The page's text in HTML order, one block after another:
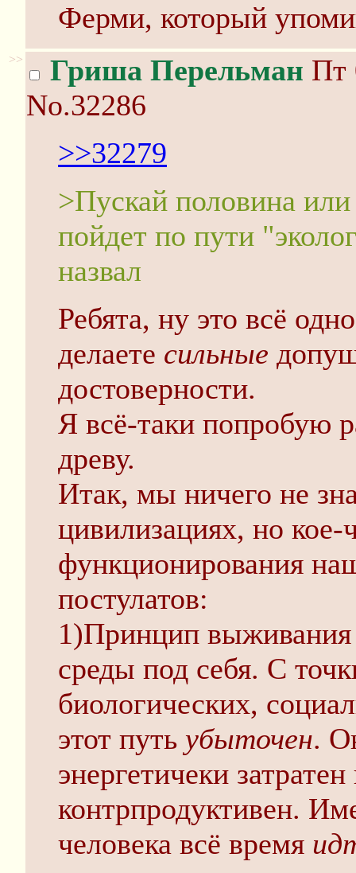
Ферми, который
>> Гриша Перельман Пт
No.32286
>>32279
>Пускай половина
пойдет по пути
назвал
Ребята, ну это всё
делаете сильные
достоверности.
Я всё-таки попробую
древу.
Итак, мы ничего не
цивилизациях, но
функционирования
постулатов:
1)Принцип выживания
среды под себя. С
биологических,
этот путь убыточен.
энергетичеки
контрпродуктивен.
человека всё время